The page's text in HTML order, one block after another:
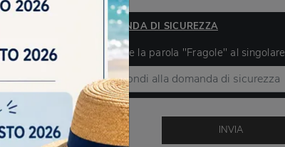
DOMANDA DI SICUREZZA
Scrivere la parola "Fragole" al singolare
INVIA